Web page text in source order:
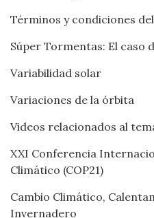
Términos y condiciones
Súper Tormentas: El caso
Variabilidad solar
Variaciones de la órbita
Videos relacionados al
XXI Conferencia
Climático (COP21)
Cambio Climático,
Invernadero